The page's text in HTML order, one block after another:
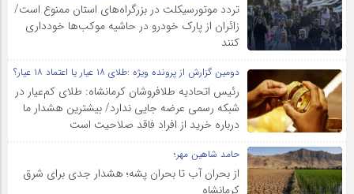
تردد موتورسیکلت در بزرگراه‌های استان ممنوع است/
زائران از پارک خودرو در حاشیه موکب‌ها خودداری
کنند
دومین گزارش از پرونده ویژه :طلای ۱۸ عیار یا اعتماد ۱۸ عیار؟
رئیس اتحادیه طلافروشان کرمانشاه: طلای کم‌عیار در
شبکه رسمی عرضه جایی ندارد/ بیشترین هشدار ما
درباره خرید از افراد فاقد صلاحیت است
حامد شاهین مهر؛
از بحران آب تا بحران پشه؛ هشدار جدی برای شرق
کرمانشاه